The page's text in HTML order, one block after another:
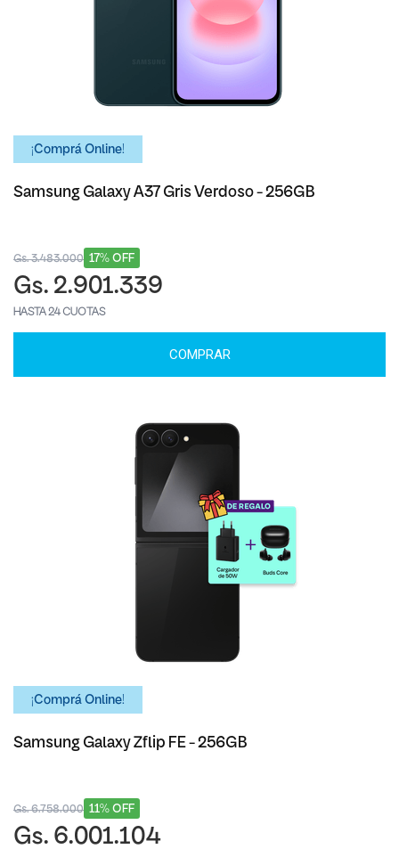
¡Comprá Online!
Samsung Galaxy A37 Gris Verdoso - 256GB
17% OFF
Gs. 3.483.000
Gs. 2.901.339
HASTA 24 CUOTAS
COMPRAR
¡Comprá Online!
Samsung Galaxy Zflip FE - 256GB
11% OFF
Gs. 6.758.000
Gs. 6.001.104